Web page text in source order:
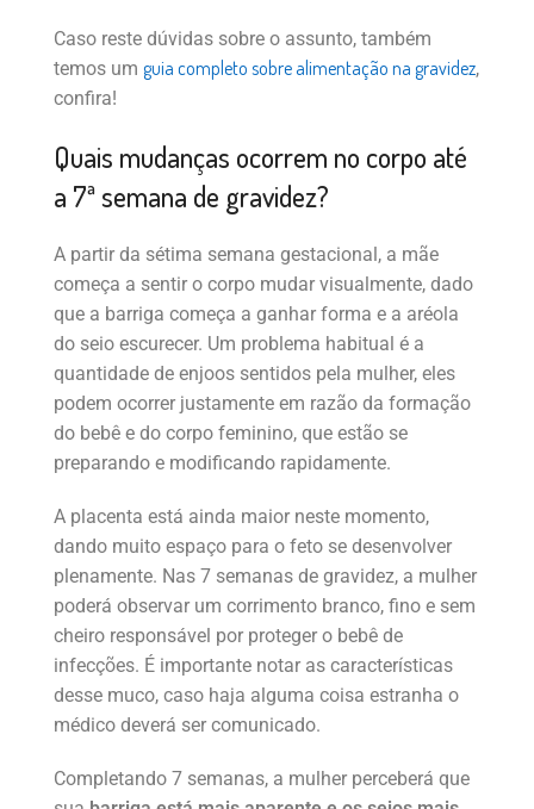
Caso reste dúvidas sobre o assunto, também
temos um guia completo sobre alimentação na gravidez,
confira!
Quais mudanças ocorrem no corpo até
a 7ª semana de gravidez?
A partir da sétima semana gestacional, a mãe
começa a sentir o corpo mudar visualmente, dado
que a barriga começa a ganhar forma e a aréola
do seio escurecer. Um problema habitual é a
quantidade de enjoos sentidos pela mulher, eles
podem ocorrer justamente em razão da formação
do bebê e do corpo feminino, que estão se
preparando e modificando rapidamente.
A placenta está ainda maior neste momento,
dando muito espaço para o feto se desenvolver
plenamente. Nas 7 semanas de gravidez, a mulher
poderá observar um corrimento branco, fino e sem
cheiro responsável por proteger o bebê de
infecções. É importante notar as características
desse muco, caso haja alguma coisa estranha o
médico deverá ser comunicado.
Completando 7 semanas, a mulher perceberá que